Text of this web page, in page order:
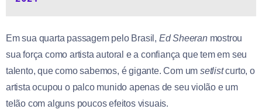
Em sua quarta passagem pelo Brasil, Ed Sheeranmostrou
sua força como artista autoral e a confiança que tem em seu
talento, que como sabemos, é gigante. Com um setlistcurto, o
artista ocupou o palco munido apenas de seu violão e um
telão com alguns poucos efeitos visuais.